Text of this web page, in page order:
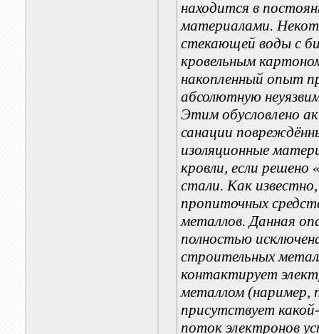
находится в
материалами.
стекающей воды с
кровельным
накопленный опыт
абсолютную
Этим обусловлено
санации
изоляционные
кровли, если
стали. Как
пропиточных
металлов. Данная
полностью
строительных
контактирует
металлом (наример,
присутствует
поток электронов